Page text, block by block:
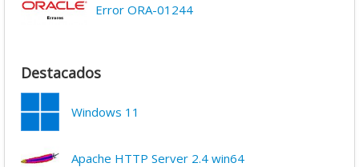
Error ORA-01244
Destacados
Windows 11
Apache HTTP Server 2.4 win64